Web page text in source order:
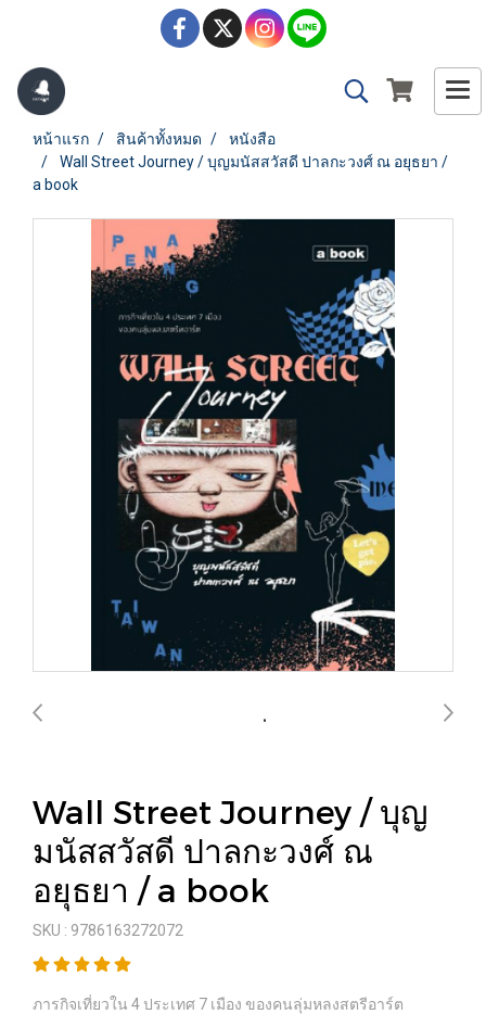
หน้าแรก สินค้าทั้งหมด
หนังสือ
Wall Street Journey / บุญมนัสสวัสดี ปาลกะวงศ์ ณ อยุธยา /
a book
Wall Street Journey / บุญ
มนัสสวัสดี ปาลกะวงศ์ ณ
อยุธยา / a book
SKU : 9786163272072
ภารกิจเที่ยวใน 4 ประเทศ 7 เมือง ของคนลุ่มหลงสตรีอาร์ต